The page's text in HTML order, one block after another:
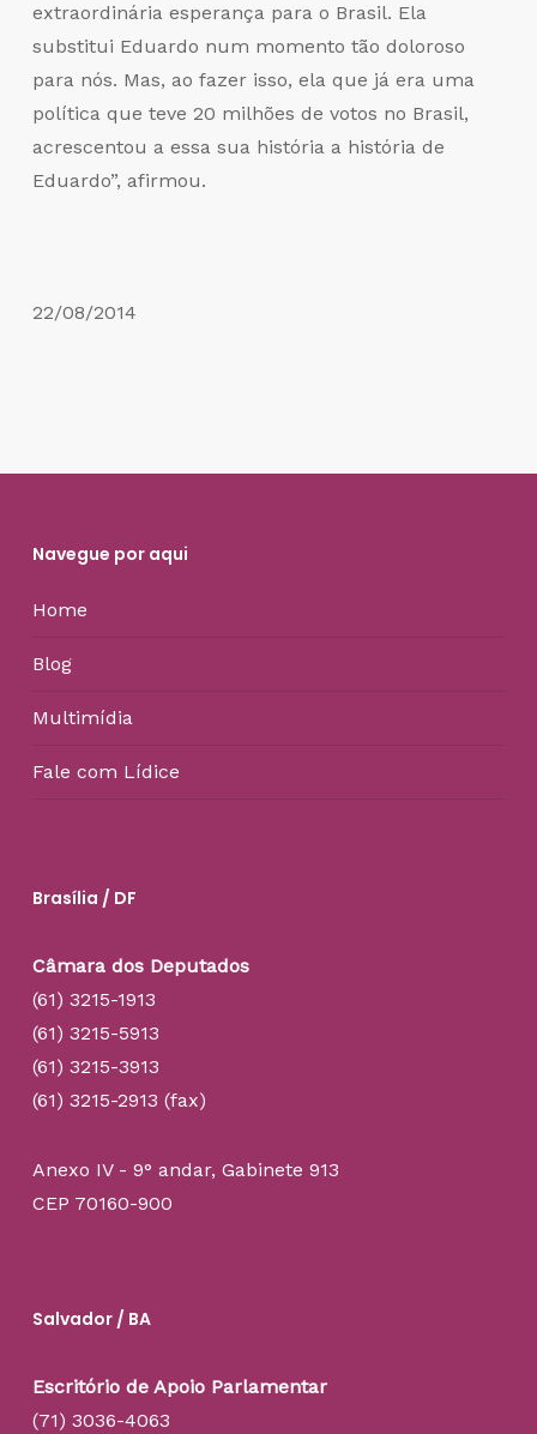
extraordinária esperança para o Brasil. Ela
substitui Eduardo num momento tão doloroso
para nós. Mas, ao fazer isso, ela que já era uma
política que teve 20 milhões de votos no Brasil,
acrescentou a essa sua história a história de
Eduardo”, afirmou.
22/08/2014
Navegue por aqui
Home
Blog
Multimídia
Fale com Lídice
Brasília / DF
Câmara dos Deputados
(61) 3215-1913
(61) 3215-5913
(61) 3215-3913
(61) 3215-2913 (fax)
Anexo IV - 9° andar, Gabinete 913
CEP 70160-900
Salvador / BA
Escritório de Apoio Parlamentar
(71) 3036-4063